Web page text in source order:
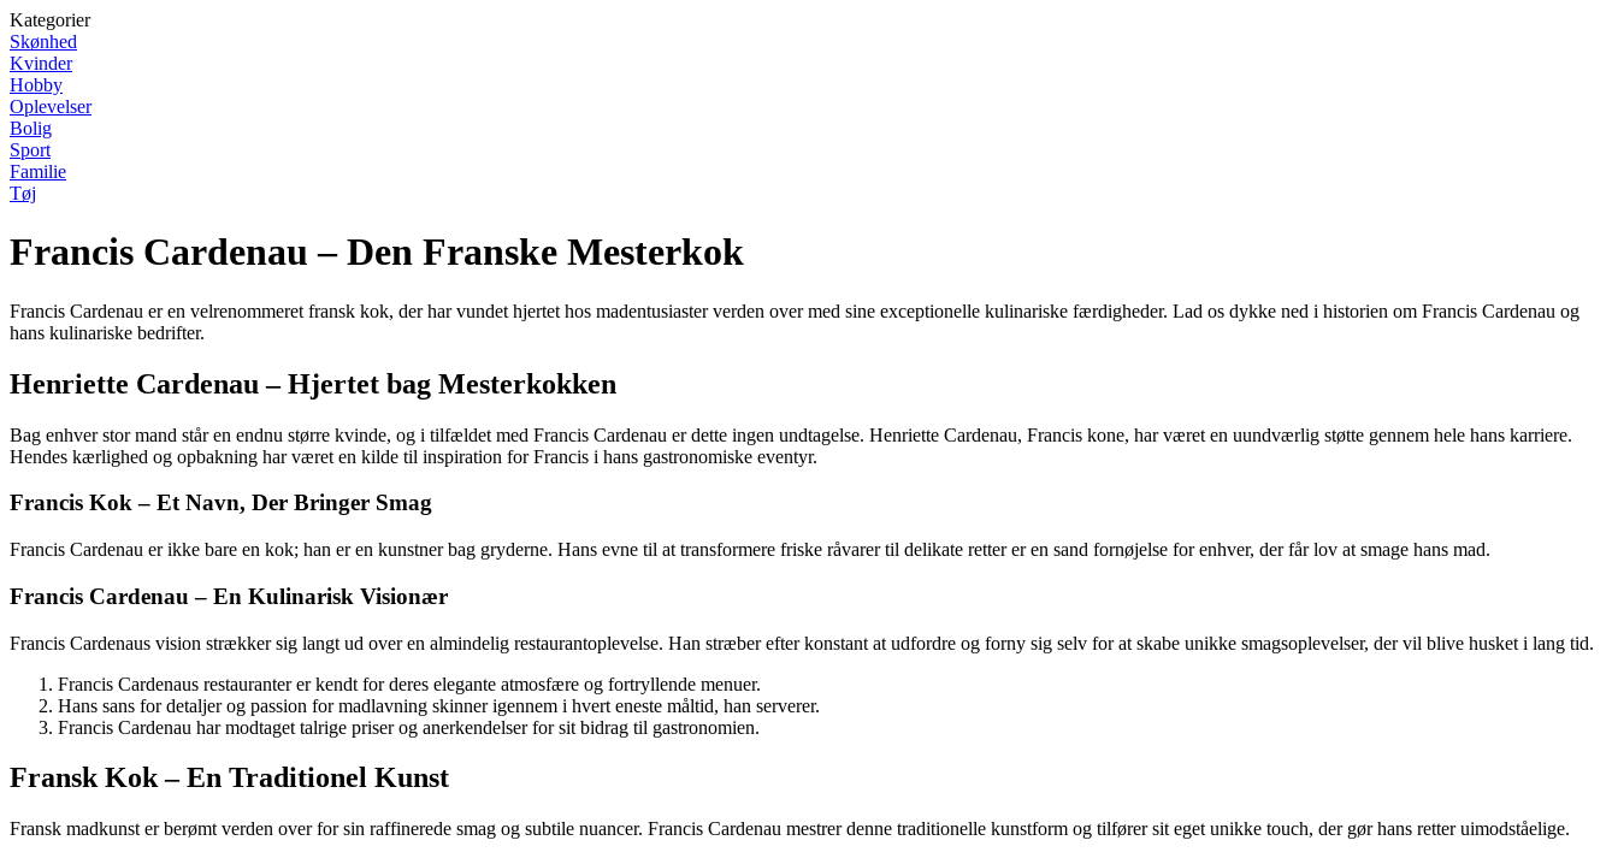
Kategorier
Skønhed
Kvinder
Hobby
Oplevelser
Bolig
Sport
Familie
Tøj
Francis Cardenau – Den Franske Mesterkok
Francis Cardenau er en velrenommeret fransk kok, der har vundet hjertet hos madentusiaster verden over med sine exceptionelle kulinariske færdigheder. Lad os dykke ned i historien om Francis Cardenau og
hans kulinariske bedrifter.
Henriette Cardenau – Hjertet bag Mesterkokken
Bag enhver stor mand står en endnu større kvinde, og i tilfældet med Francis Cardenau er dette ingen undtagelse. Henriette Cardenau, Francis kone, har været en uundværlig støtte gennem hele hans karriere.
Hendes kærlighed og opbakning har været en kilde til inspiration for Francis i hans gastronomiske eventyr.
Francis Kok – Et Navn, Der Bringer Smag
Francis Cardenau er ikke bare en kok; han er en kunstner bag gryderne. Hans evne til at transformere friske råvarer til delikate retter er en sand fornøjelse for enhver, der får lov at smage hans mad.
Francis Cardenau – En Kulinarisk Visionær
Francis Cardenaus vision strækker sig langt ud over en almindelig restaurantoplevelse. Han stræber efter konstant at udfordre og forny sig selv for at skabe unikke smagsoplevelser, der vil blive husket i lang tid.
Francis Cardenaus restauranter er kendt for deres elegante atmosfære og fortryllende menuer.
Hans sans for detaljer og passion for madlavning skinner igennem i hvert eneste måltid, han serverer.
Francis Cardenau har modtaget talrige priser og anerkendelser for sit bidrag til gastronomien.
Fransk Kok – En Traditionel Kunst
Fransk madkunst er berømt verden over for sin raffinerede smag og subtile nuancer. Francis Cardenau mestrer denne traditionelle kunstform og tilfører sit eget unikke touch, der gør hans retter uimodståelige.